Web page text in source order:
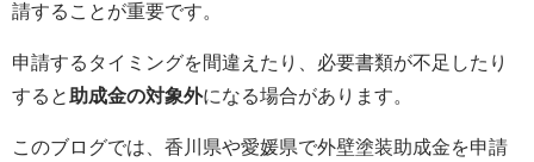
請することが重要です。
申請するタイミングを間違えたり、必要書類が不足したり
すると助成金の対象外になる場合があります。
このブログでは、香川県や愛媛県で外壁塗装助成金を申請